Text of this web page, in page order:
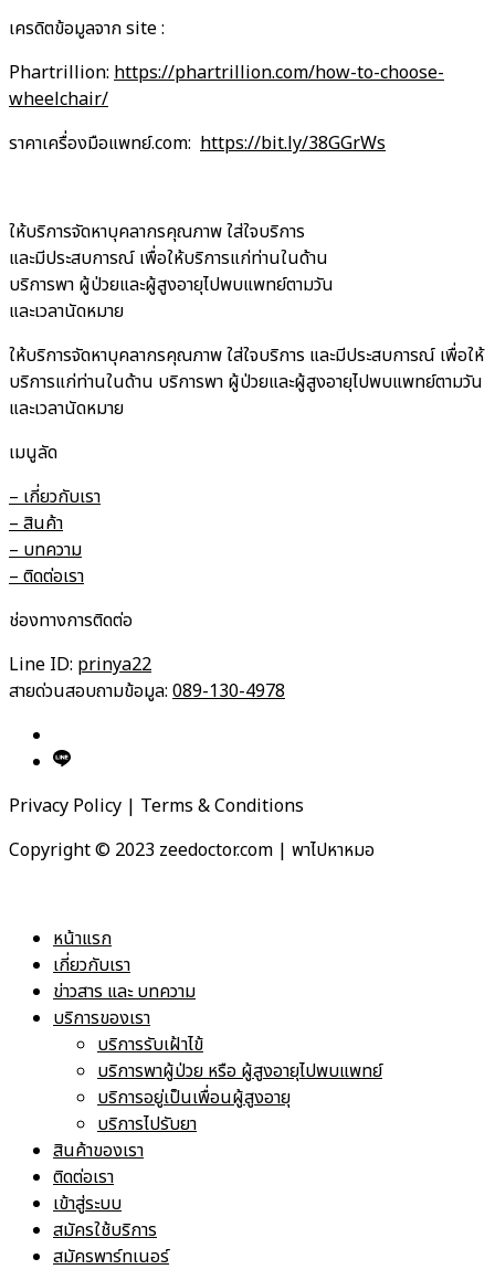
เครดิตข้อมูลจาก site :
Phartrillion: https://phartrillion.com/how-to-choose-
wheelchair/
ราคาเครื่องมือแพทย์.com: https://bit.ly/38GGrWs
ให้บริการจัดหาบุคลากรคุณภาพ ใส่ใจบริการ
และมีประสบการณ์ เพื่อให้บริการแก่ท่านในด้าน
บริการพา ผู้ป่วยและผู้สูงอายุไปพบแพทย์ตามวัน
และเวลานัดหมาย
ให้บริการจัดหาบุคลากรคุณภาพ ใส่ใจบริการ และมีประสบการณ์ เพื่อให้
บริการแก่ท่านในด้าน บริการพา ผู้ป่วยและผู้สูงอายุไปพบแพทย์ตามวัน
และเวลานัดหมาย
เมนูลัด
– เกี่ยวกับเรา
– สินค้า
– บทความ
– ติดต่อเรา
ช่องทางการติดต่อ
Line ID: prinya22
สายด่วนสอบถามข้อมูล: 089-130-4978
Privacy Policy | Terms & Conditions
Copyright © 2023 zeedoctor.com | พาไปหาหมอ
หน้าแรก
เกี่ยวกับเรา
ข่าวสาร และ บทความ
บริการของเรา
บริการรับเฝ้าไข้
บริการพาผู้ป่วย หรือ ผู้สูงอายุไปพบแพทย์
บริการอยู่เป็นเพื่อนผู้สูงอายุ
บริการไปรับยา
สินค้าของเรา
ติดต่อเรา
เข้าสู่ระบบ
สมัครใช้บริการ
สมัครพาร์ทเนอร์